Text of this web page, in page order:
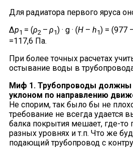
Для радиатора первого яруса
Δp1 = (ρ2 – ρ1) · g · (H– h1) = (977
=117,6 Па.
При более точных расчетах
остывание воды в
Миф 1. Трубопроводы должны
уклоном по направлению
Не спорим, так было бы не
требование не всегда удается
балка покрытия мешает, где-то
разных уровнях и т.п. Что же
подающий трубопровод с